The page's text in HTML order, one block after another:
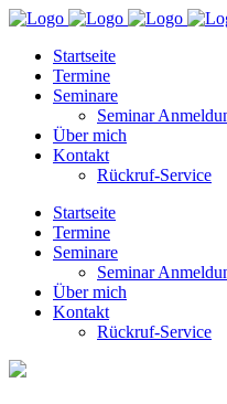
Startseite
Termine
Seminare
Seminar
Über mich
Kontakt
Rückruf-Service
Startseite
Termine
Seminare
Seminar
Über mich
Kontakt
Rückruf-Service